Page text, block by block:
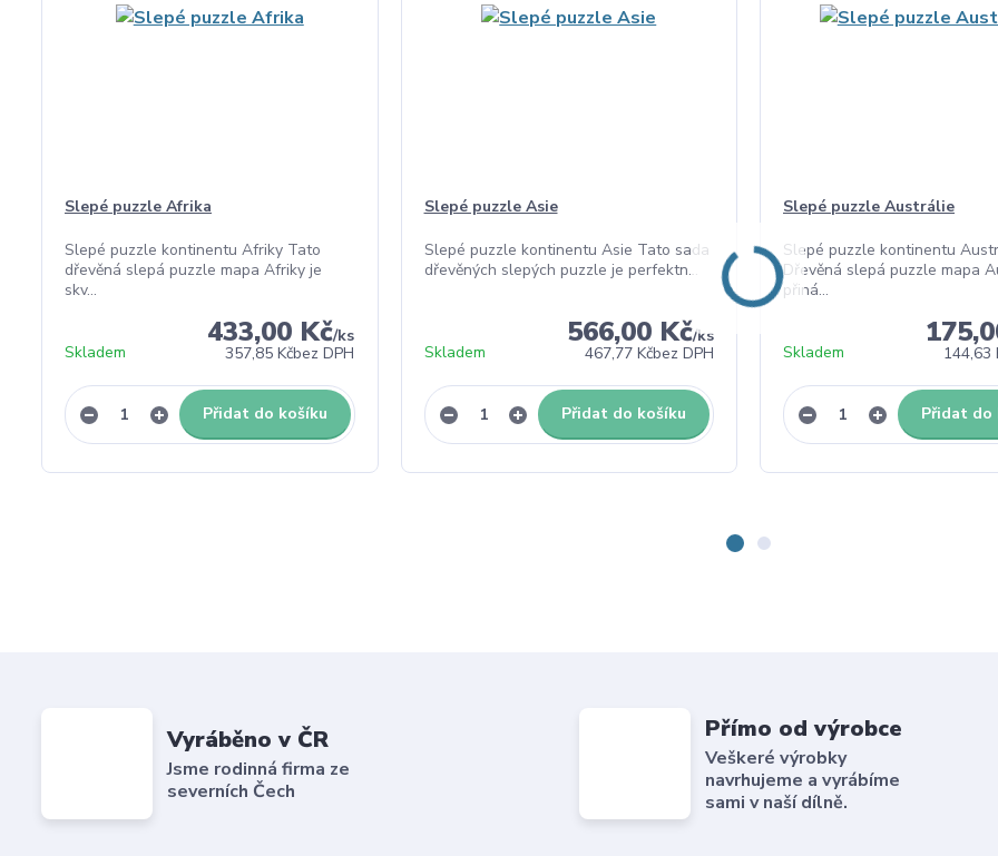
Slepé puzzle Afrika
Slepé puzzle kontinentu Afriky Tato
dřevěná slepá puzzle mapa Afriky je
skv...
433,00 Kč/ks
357,85 Kčbez DPH
Skladem
Přidat do košíku
Slepé puzzle Asie
Slepé puzzle kontinentu Asie Tato sada
dřevěných slepých puzzle je perfektn...
566,00 Kč/ks
467,77 Kčbez DPH
Skladem
Přidat do košíku
Slepé puzzle Austrálie
Slepé puzzle kontinentu
Dřevěná slepá puzzle mapa
přiná...
144,63
Skladem
Přidat do
Vyráběno v ČR
Jsme rodinná firma ze
severních Čech
Přímo od výrobce
Veškeré výrobky
navrhujeme a vyrábíme
sami v naší dílně.